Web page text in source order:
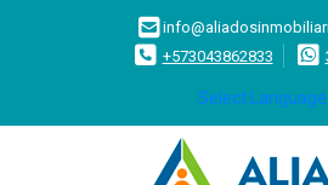
+573043862833
Select Language